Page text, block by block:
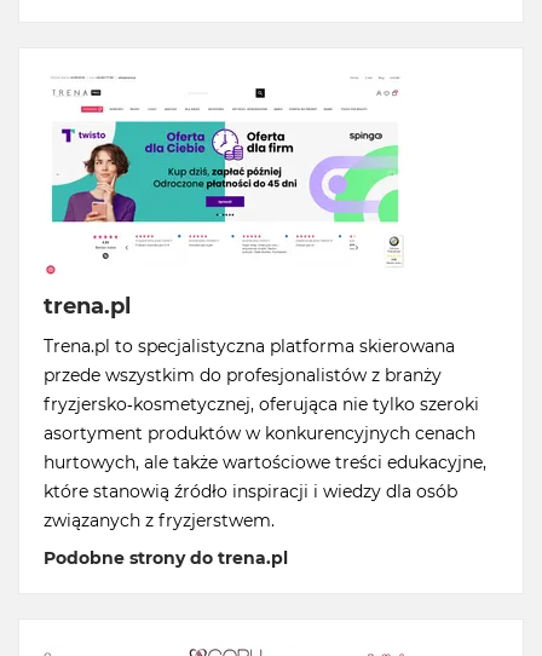
trena.pl
Trena.pl to specjalistyczna platforma skierowana
przede wszystkim do profesjonalistów z branży
fryzjersko-kosmetycznej, oferująca nie tylko szeroki
asortyment produktów w konkurencyjnych cenach
hurtowych, ale także wartościowe treści edukacyjne,
które stanowią źródło inspiracji i wiedzy dla osób
związanych z fryzjerstwem.
Podobne strony do trena.pl